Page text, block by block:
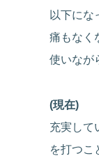
以下にな
痛もなく
使いなが
(現在)
充実して
を打つ